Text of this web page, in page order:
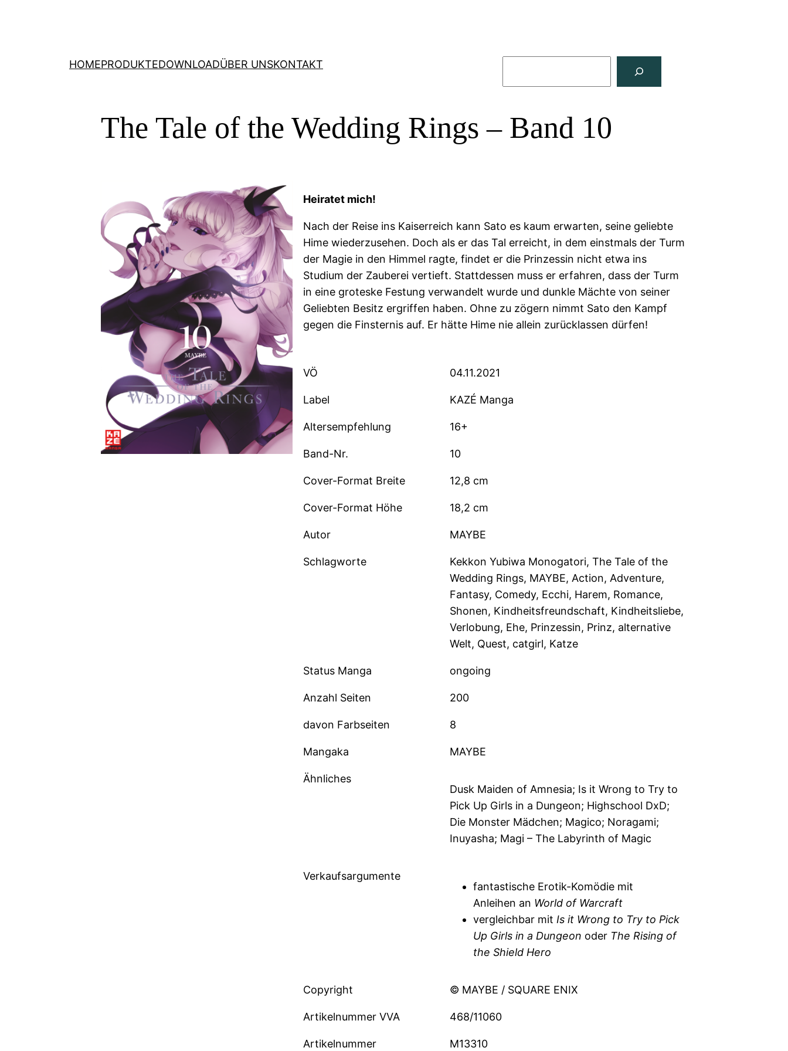
HOMEPRODUKTEDOWNLOADÜBER UNSKONTAKT
e
The Tale of the Wedding Rings – Band 10
Heiratet mich!
Nach der Reise ins Kaiserreich kann Sato es kaum erwarten, seine geliebte
Hime wiederzusehen. Doch als er das Tal erreicht, in dem einstmals der Turm
der Magie in den Himmel ragte, findet er die Prinzessin nicht etwa ins
Studium der Zauberei vertieft. Stattdessen muss er erfahren, dass der Turm
in eine groteske Festung verwandelt wurde und dunkle Mächte von seiner
Geliebten Besitz ergriffen haben. Ohne zu zögern nimmt Sato den Kampf
gegen die Finsternis auf. Er hätte Hime nie allein zurücklassen dürfen!
VÖ 04.11.2021
Label KAZÉ Manga
Altersempfehlung 16+
Band-Nr. 10
Cover-Format Breite 12,8 cm
Cover-Format Höhe 18,2 cm
Autor MAYBE
Schlagworte
Kekkon Yubiwa Monogatori, The Tale of the
Wedding Rings, MAYBE, Action, Adventure,
Fantasy, Comedy, Ecchi, Harem, Romance,
Shonen, Kindheitsfreundschaft, Kindheitsliebe,
Verlobung, Ehe, Prinzessin, Prinz, alternative
Welt, Quest, catgirl, Katze
Status Manga ongoing
Anzahl Seiten 200
davon Farbseiten 8
Mangaka MAYBE
Ähnliches
Dusk Maiden of Amnesia; Is it Wrong to Try to
Pick Up Girls in a Dungeon; Highschool DxD;
Die Monster Mädchen; Magico; Noragami;
Inuyasha; Magi – The Labyrinth of Magic
Verkaufsargumente
fantastische Erotik-Komödie mit
Anleihen an World of Warcraft
vergleichbar mit Is it Wrong to Try to Pick
Up Girls in a Dungeon oder The Rising of
the Shield Hero
Copyright © MAYBE / SQUARE ENIX
Artikelnummer VVA 468/11060
Artikelnummer M13310